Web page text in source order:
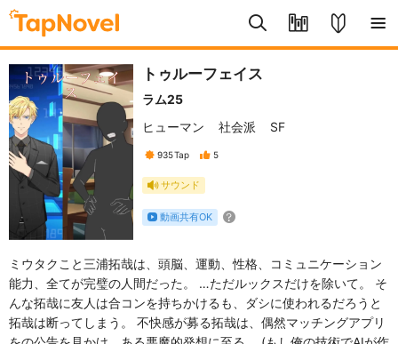
トゥルーフェイス
ラム25
ヒューマン
社会派 SF
935Tap 5
サウンド
動画共有OK
ミウタクこと三浦拓哉は、頭脳、運動、性格、コミュニケーション
能力、全てが完璧の人間だった。 …ただルックスだけを除いて。 そ
んな拓哉に友人は合コンを持ちかけるも、ダシに使われるだろうと
拓哉は断ってしまう。 不快感が募る拓哉は、偶然マッチングアプリ